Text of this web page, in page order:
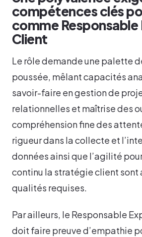
compétences clés
comme
Client
Le rôle demande une palette
poussée, mêlant capacités
savoir-faire en gestion de
relationnelles et maîtrise des
compréhension fine des
rigueur dans la collecte et
données ainsi que l’agilité
continu la stratégie client sont
qualités requises.
Par ailleurs, le Responsable
doit faire preuve d’empathie